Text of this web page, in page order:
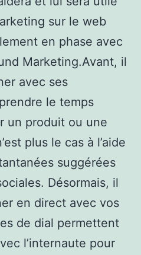
sur le web
en phase avec
Marketing.Avant, il
avec ses
le temps
un produit ou une
plus le cas à l’aide
suggérées
Désormais, il
en direct avec vos
de dial permettent
l’internaute pour